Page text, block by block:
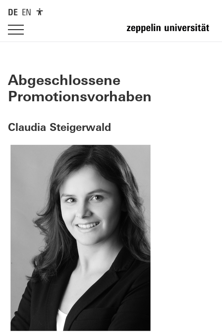
DE EN
Abgeschlossene
Promotionsvorhaben
Claudia Steigerwald